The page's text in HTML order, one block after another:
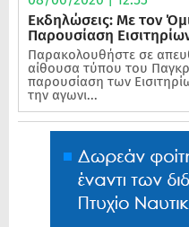
Εκδηλώσεις: Με τον
Παρουσίαση
Παρακολουθήστε σε
αίθουσα τύπου του
παρουσίαση των
την αγωνι...